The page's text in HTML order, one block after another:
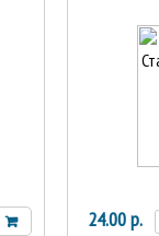
24.00 р.